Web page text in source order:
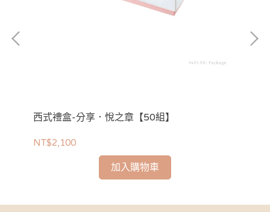
西式禮盒-分享．悅之章【50組】
NT$2,100
加入購物車